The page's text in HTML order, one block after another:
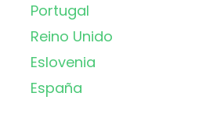
Portugal
Reino Unido
Eslovenia
España